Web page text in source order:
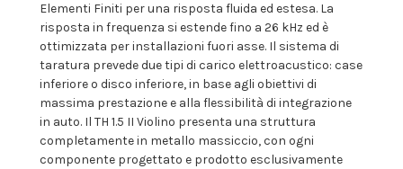
Elementi Finiti per una risposta fluida ed estesa. La
risposta in frequenza si estende fino a 26 kHz ed è
ottimizzata per installazioni fuori asse. Il sistema di
taratura prevede due tipi di carico elettroacustico: case
inferiore o disco inferiore, in base agli obiettivi di
massima prestazione e alla flessibilità di integrazione
in auto. Il TH 1.5 II Violino presenta una struttura
completamente in metallo massiccio, con ogni
componente progettato e prodotto esclusivamente